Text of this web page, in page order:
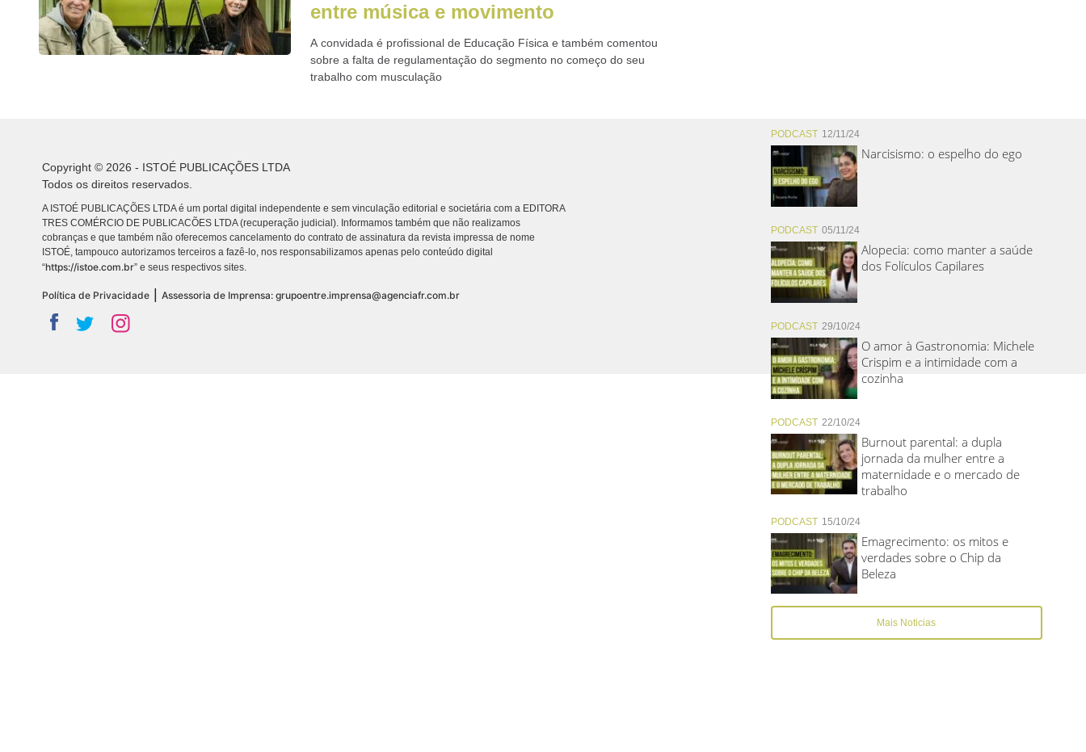
entre música e movimento
A convidada é profissional de Educação Física e também comentou
sobre a falta de regulamentação do segmento no começo do seu
trabalho com musculação
PODCAST 12/11/24
Narcisismo: o espelho do ego
PODCAST 05/11/24
Alopecia: como manter a saúde
dos Folículos Capilares
PODCAST 29/10/24
O amor à Gastronomia: Michele
Crispim e a intimidade com a
cozinha
PODCAST 22/10/24
Burnout parental: a dupla
jornada da mulher entre a
maternidade e o mercado de
trabalho
PODCAST 15/10/24
Emagrecimento: os mitos e
verdades sobre o Chip da
Beleza
Mais Noticias
Copyright © 2026 - ISTOÉ PUBLICAÇÕES LTDA
Todos os direitos reservados.
A ISTOÉ PUBLICAÇÕES LTDA é um portal digital independente e sem vinculação editorial e societária com a EDITORA
TRES COMÉRCIO DE PUBLICACÕES LTDA (recuperação judicial). Informamos também que não realizamos
cobranças e que também não oferecemos cancelamento do contrato de assinatura da revista impressa de nome
ISTOÉ, tampouco autorizamos terceiros a fazê-lo, nos responsabilizamos apenas pelo conteúdo digital
“https://istoe.com.br” e seus respectivos sites.
Política de Privacidade Assessoria de Imprensa: grupoentre.imprensa@agenciafr.com.br